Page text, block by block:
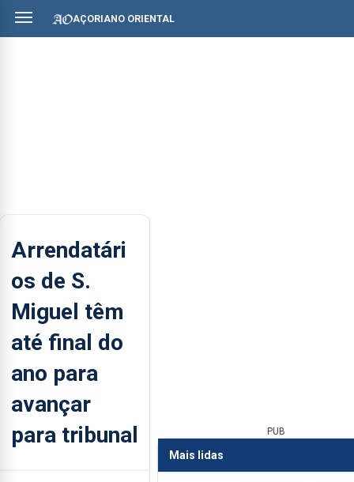
AÇORIANO ORIENTAL
Arrendatári
os de S.
Miguel têm
até final do
ano para
avançar
para tribunal
PUB
Mais lidas